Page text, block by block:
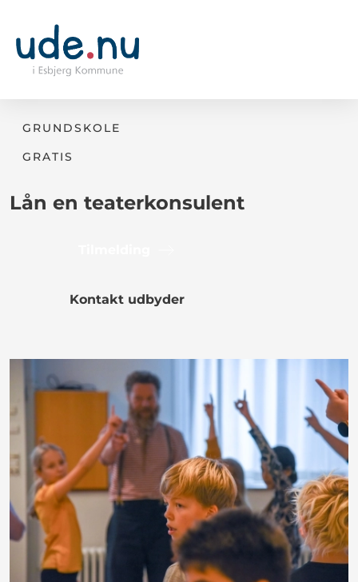
GRUNDSKOLE
GRATIS
Lån en teaterkonsulent
Kontakt udbyder